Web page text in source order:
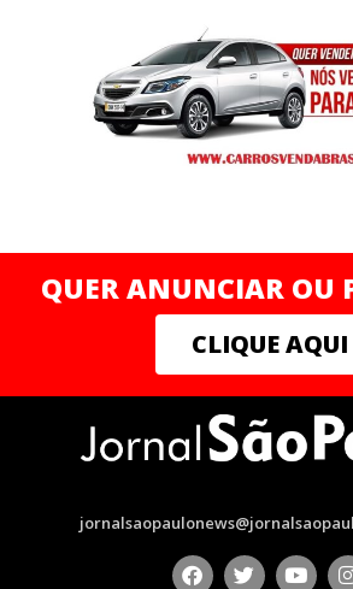
QUER ANUNCIAR OU
CLIQUE AQUI